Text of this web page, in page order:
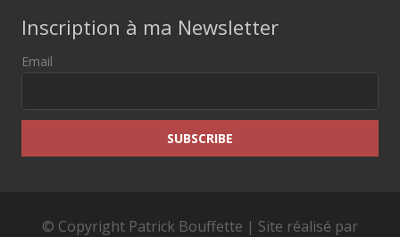
Inscription à ma Newsletter
Email
© Copyright Patrick Bouffette | Site réalisé par